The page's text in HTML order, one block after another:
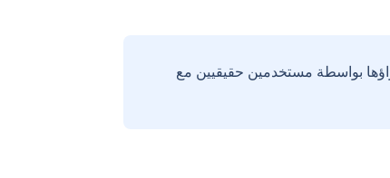
بواسطة مستخدمين حقيقيين مع